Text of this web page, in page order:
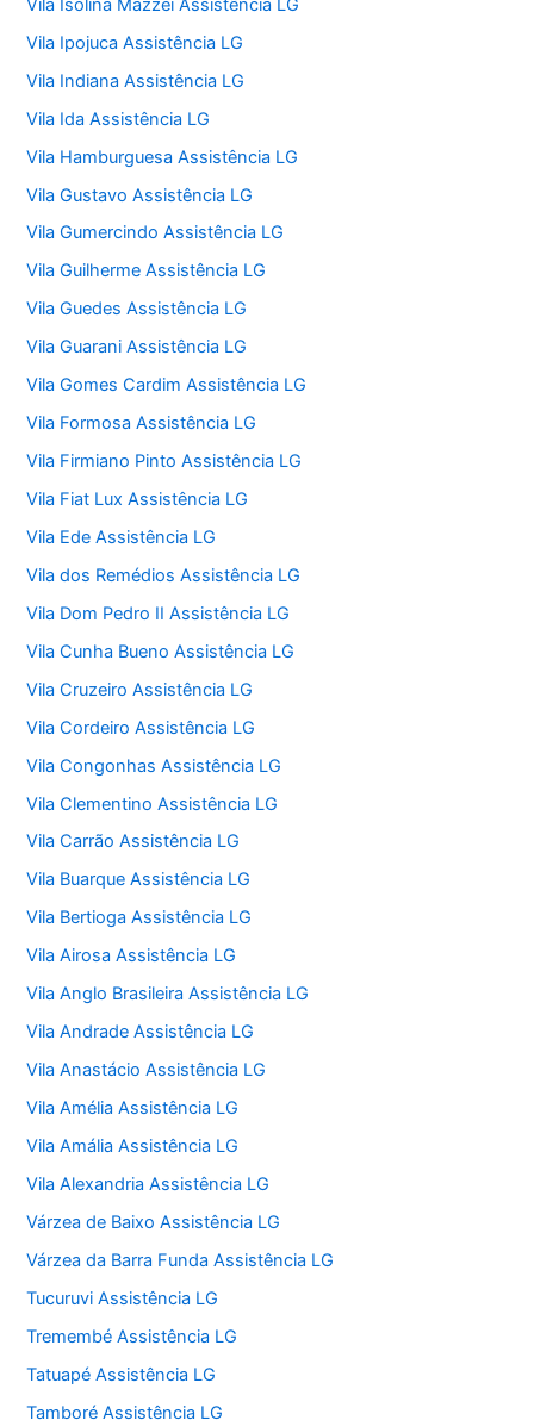
Vila Isolina Mazzei Assistência LG
Vila Ipojuca Assistência LG
Vila Indiana Assistência LG
Vila Ida Assistência LG
Vila Hamburguesa Assistência LG
Vila Gustavo Assistência LG
Vila Gumercindo Assistência LG
Vila Guilherme Assistência LG
Vila Guedes Assistência LG
Vila Guarani Assistência LG
Vila Gomes Cardim Assistência LG
Vila Formosa Assistência LG
Vila Firmiano Pinto Assistência LG
Vila Fiat Lux Assistência LG
Vila Ede Assistência LG
Vila dos Remédios Assistência LG
Vila Dom Pedro II Assistência LG
Vila Cunha Bueno Assistência LG
Vila Cruzeiro Assistência LG
Vila Cordeiro Assistência LG
Vila Congonhas Assistência LG
Vila Clementino Assistência LG
Vila Carrão Assistência LG
Vila Buarque Assistência LG
Vila Bertioga Assistência LG
Vila Airosa Assistência LG
Vila Anglo Brasileira Assistência LG
Vila Andrade Assistência LG
Vila Anastácio Assistência LG
Vila Amélia Assistência LG
Vila Amália Assistência LG
Vila Alexandria Assistência LG
Várzea de Baixo Assistência LG
Várzea da Barra Funda Assistência LG
Tucuruvi Assistência LG
Tremembé Assistência LG
Tatuapé Assistência LG
Tamboré Assistência LG